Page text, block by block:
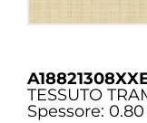
TESSUTO
Spessore: